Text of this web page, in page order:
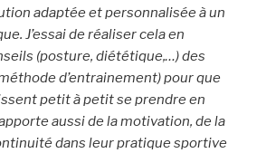
adaptée et personnalisée à un
J’essai de réaliser cela en
(posture, diététique,…) des
d’entrainement) pour que
petit à petit se prendre en
aussi de la motivation, de la
dans leur pratique sportive